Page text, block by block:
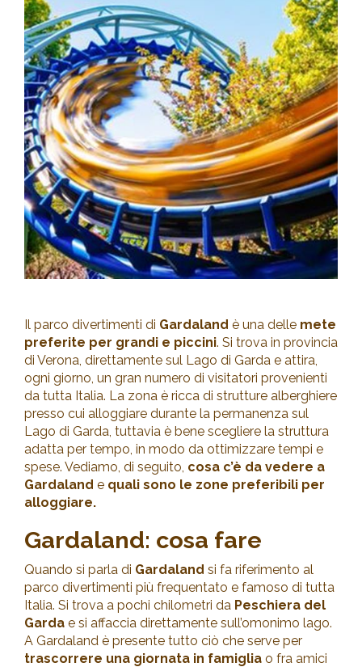
Il parco divertimenti di Gardaland è una delle mete
preferite per grandi e piccini. Si trova in provincia
di Verona, direttamente sul Lago di Garda e attira,
ogni giorno, un gran numero di visitatori provenienti
da tutta Italia. La zona è ricca di strutture alberghiere
presso cui alloggiare durante la permanenza sul
Lago di Garda, tuttavia è bene scegliere la struttura
adatta per tempo, in modo da ottimizzare tempi e
spese. Vediamo, di seguito, cosa c’è da vedere a
Gardaland e quali sono le zone preferibili per
alloggiare.
Gardaland: cosa fare
Quando si parla di Gardaland si fa riferimento al
parco divertimenti più frequentato e famoso di tutta
Italia. Si trova a pochi chilometri da Peschiera del
Garda e si affaccia direttamente sull’omonimo lago.
A Gardaland è presente tutto ciò che serve per
trascorrere una giornata in famiglia o fra amici